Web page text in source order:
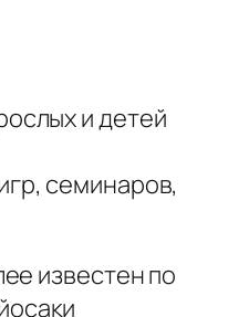
и детей
семинаров,
известен по